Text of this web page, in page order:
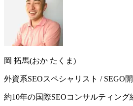
岡 拓馬(おか たくま)
外資系SEOスペシャリスト / SEGO
約10年の国際SEOコンサルティング